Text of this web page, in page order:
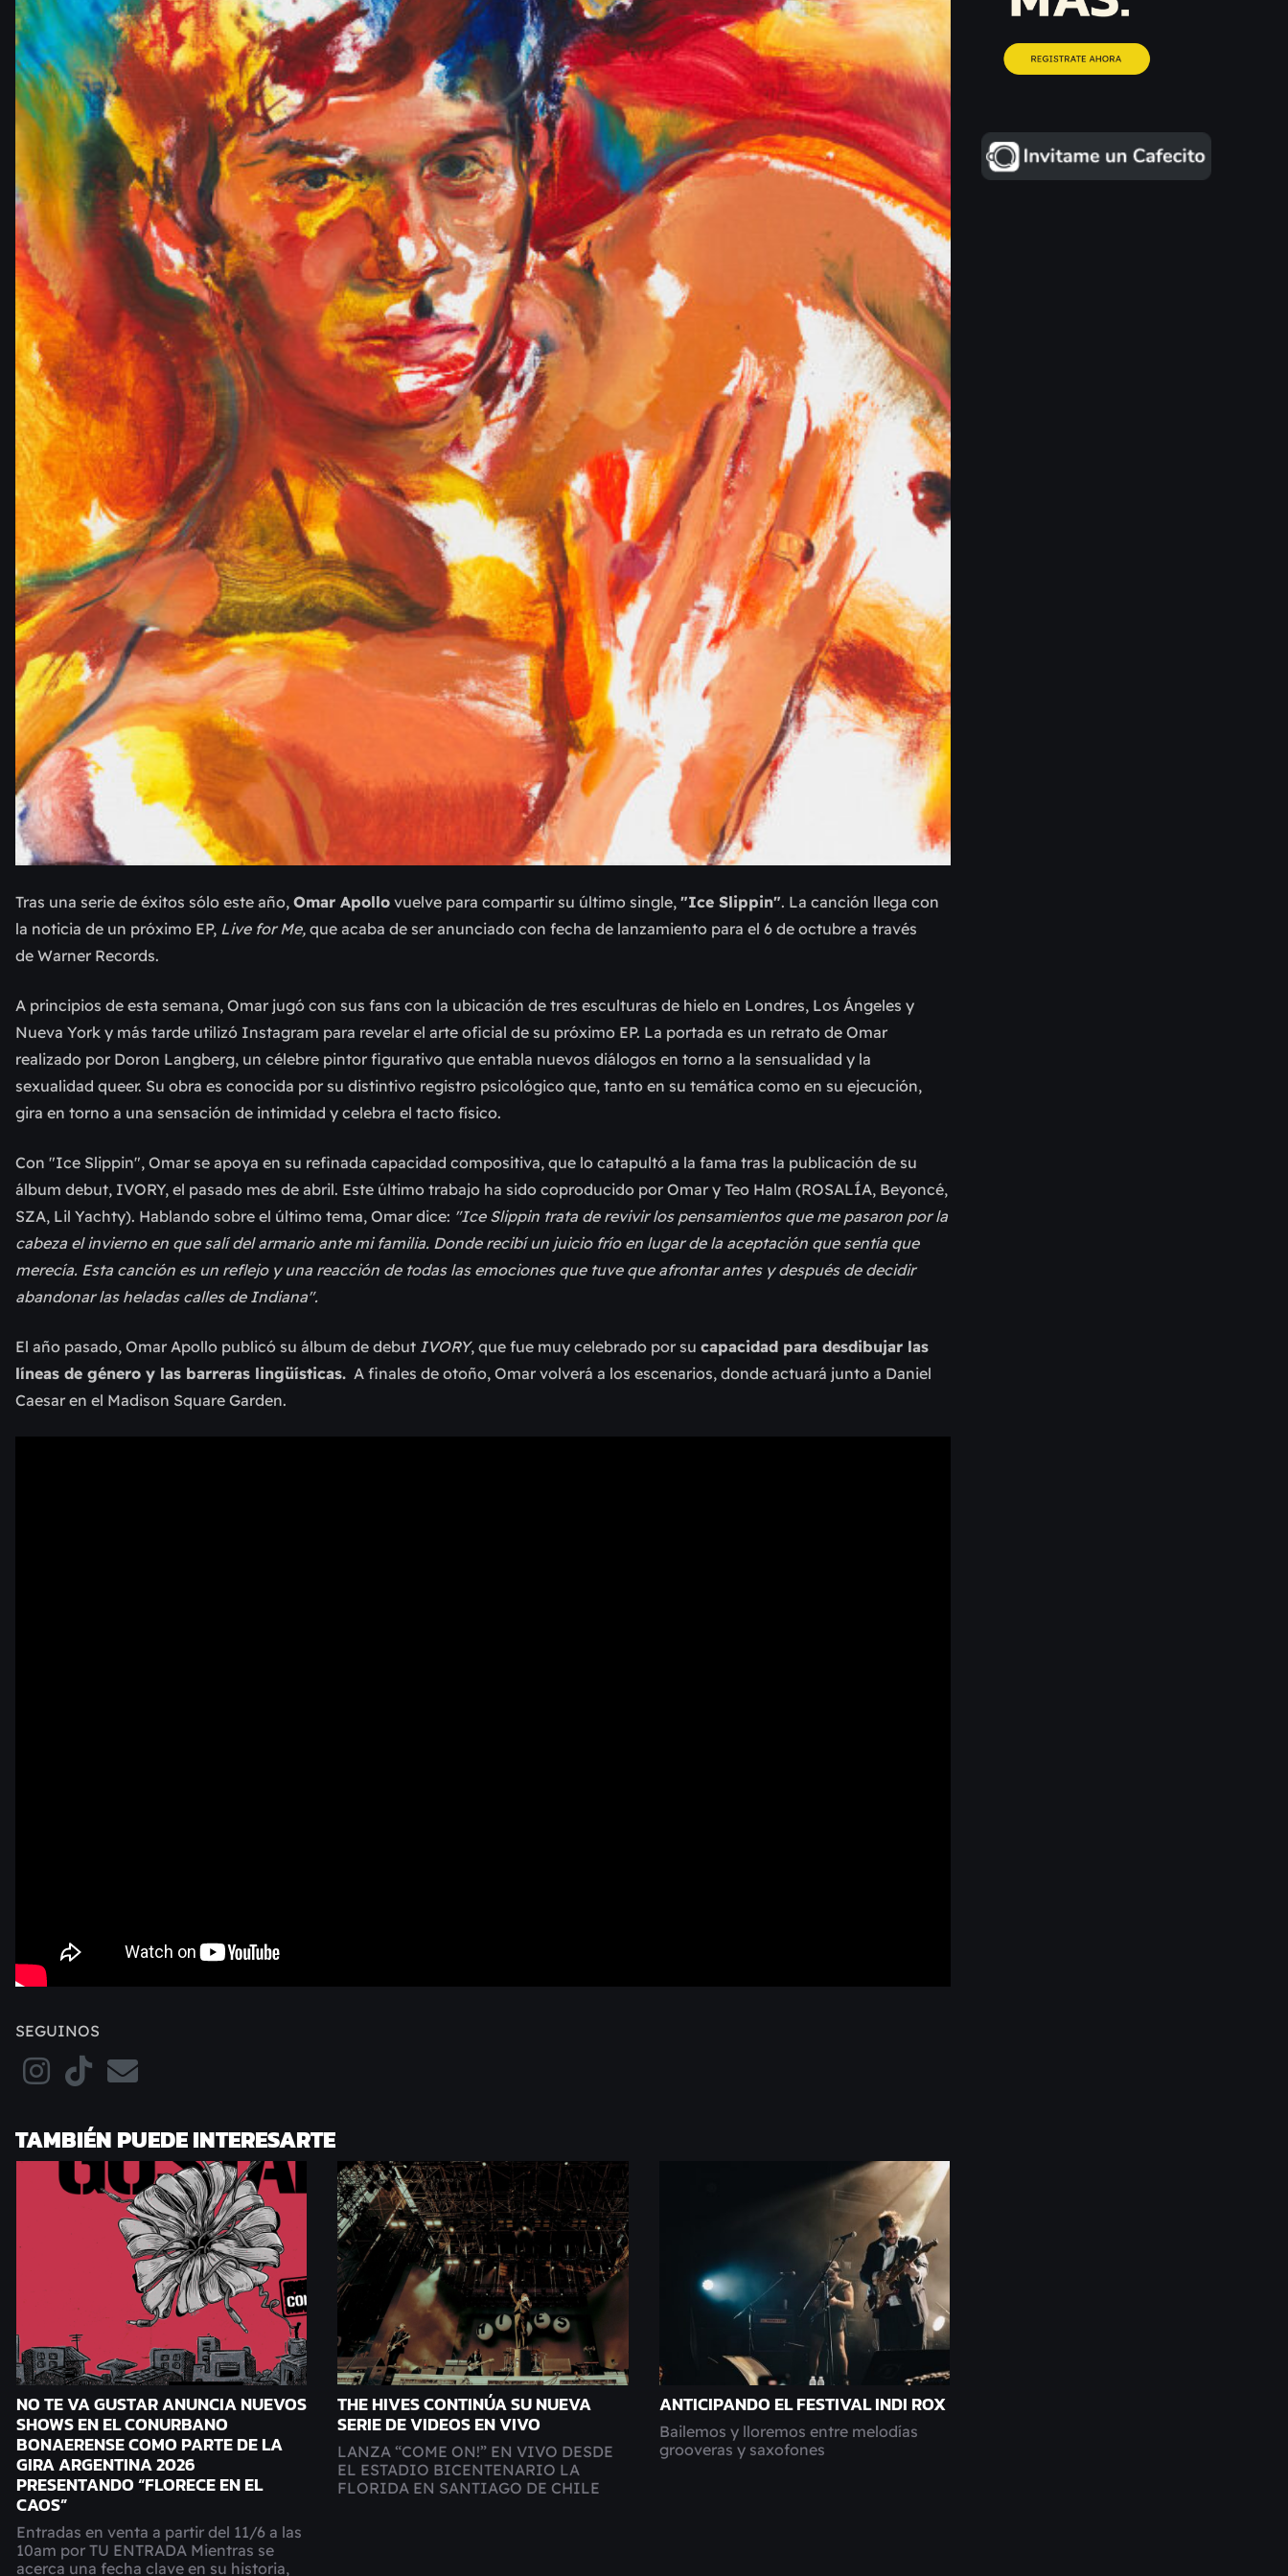
Tras una serie de éxitos sólo este año, Omar Apollo vuelve para compartir su último single, "Ice Slippin". La canción llega con
la noticia de un próximo EP, Live for Me, que acaba de ser anunciado con fecha de lanzamiento para el 6 de octubre a través
de Warner Records.
A principios de esta semana, Omar jugó con sus fans con la ubicación de tres esculturas de hielo en Londres, Los Ángeles y
Nueva York y más tarde utilizó Instagram para revelar el arte oficial de su próximo EP. La portada es un retrato de Omar
realizado por Doron Langberg, un célebre pintor figurativo que entabla nuevos diálogos en torno a la sensualidad y la
sexualidad queer. Su obra es conocida por su distintivo registro psicológico que, tanto en su temática como en su ejecución,
gira en torno a una sensación de intimidad y celebra el tacto físico.
Con "Ice Slippin", Omar se apoya en su refinada capacidad compositiva, que lo catapultó a la fama tras la publicación de su
álbum debut, IVORY, el pasado mes de abril. Este último trabajo ha sido coproducido por Omar y Teo Halm (ROSALÍA, Beyoncé,
SZA, Lil Yachty). Hablando sobre el último tema, Omar dice: "Ice Slippin trata de revivir los pensamientos que me pasaron por la
cabeza el invierno en que salí del armario ante mi familia. Donde recibí un juicio frío en lugar de la aceptación que sentía que
merecía. Esta canción es un reflejo y una reacción de todas las emociones que tuve que afrontar antes y después de decidir
abandonar las heladas calles de Indiana".
El año pasado, Omar Apollo publicó su álbum de debut IVORY, que fue muy celebrado por su capacidad para desdibujar las
líneas de género y las barreras lingüísticas. A finales de otoño, Omar volverá a los escenarios, donde actuará junto a Daniel
Caesar en el Madison Square Garden.
SEGUINOS
TAMBIÉN PUEDE INTERESARTE
NO TE VA GUSTAR ANUNCIA NUEVOS
SHOWS EN EL CONURBANO
BONAERENSE COMO PARTE DE LA
GIRA ARGENTINA 2026
PRESENTANDO “FLORECE EN EL
CAOS”
Entradas en venta a partir del 11/6 a las
10am por TU ENTRADA Mientras se
acerca una fecha clave en su historia,
THE HIVES CONTINÚA SU NUEVA
SERIE DE VIDEOS EN VIVO
LANZA “COME ON!” EN VIVO DESDE
EL ESTADIO BICENTENARIO LA
FLORIDA EN SANTIAGO DE CHILE
ANTICIPANDO EL FESTIVAL INDI ROX
Bailemos y lloremos entre melodías
grooveras y saxofones